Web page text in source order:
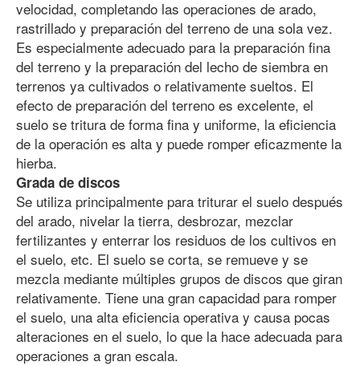
velocidad, completando las operaciones de arado,
rastrillado y preparación del terreno de una sola vez.
Es especialmente adecuado para la preparación fina
del terreno y la preparación del lecho de siembra en
terrenos ya cultivados o relativamente sueltos. El
efecto de preparación del terreno es excelente, el
suelo se tritura de forma fina y uniforme, la eficiencia
de la operación es alta y puede romper eficazmente la
hierba.
Grada de discos
Se utiliza principalmente para triturar el suelo después
del arado, nivelar la tierra, desbrozar, mezclar
fertilizantes y enterrar los residuos de los cultivos en
el suelo, etc. El suelo se corta, se remueve y se
mezcla mediante múltiples grupos de discos que giran
relativamente. Tiene una gran capacidad para romper
el suelo, una alta eficiencia operativa y causa pocas
alteraciones en el suelo, lo que la hace adecuada para
operaciones a gran escala.